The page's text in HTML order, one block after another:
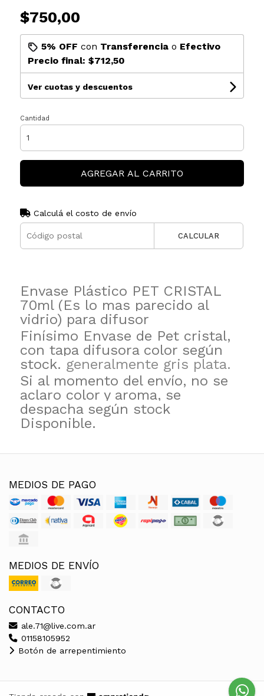
$750,00
5% OFF con Transferenciao Efectivo
Precio final: $712,50
Ver cuotas y descuentos
Cantidad
AGREGAR AL CARRITO
Calculá el costo de envío
CALCULAR
Envase Plástico PET CRISTAL
70ml (Es lo mas parecido al
vidrio) para difusor
Finísimo Envase de Pet cristal,
con tapa difusora color según
stock. generalmente gris plata.
Si al momento del envío, no se
aclaro color y aroma, se
despacha según stock
Disponible.
MEDIOS DE PAGO
MEDIOS DE ENVÍO
CONTACTO
ale.71@live.com.ar
01158105952
Botón de arrepentimiento